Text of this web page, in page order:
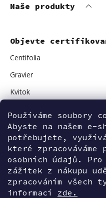
Používáme soubory
Abyste na našem
potřebujete,
které zpracováváme
osobních údajů. Pro
zážitek z nákupu
zpracováním všech
informací zde.
Naše produkty
Objevte
Centifolia
Gravier
Kvitok
Avant Skincare
Sonnentor
Kontaktujte nás